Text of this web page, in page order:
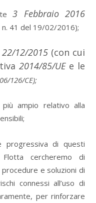
3 Febbraio 2016
41 del 19/02/2016);
22/12/2015 (con cui
2014/85/UEe le
126/CE);
ampio relativo alla
progressiva di questi
cercheremo di
e soluzioni di
connessi all’uso di
per rinforzare